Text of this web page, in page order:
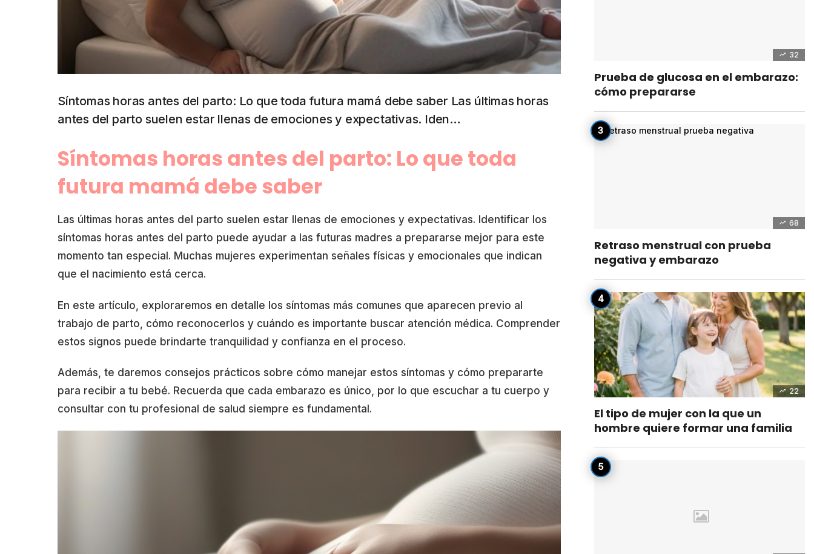
Síntomas horas antes del parto: Lo que toda futura mamá debe saber Las últimas horas
antes del parto suelen estar llenas de emociones y expectativas. Iden…
Síntomas horas antes del parto: Lo que toda
futura mamá debe saber
Las últimas horas antes del parto suelen estar llenas de emociones y expectativas. Identificar los
síntomas horas antes del parto puede ayudar a las futuras madres a prepararse mejor para este
momento tan especial. Muchas mujeres experimentan señales físicas y emocionales que indican
que el nacimiento está cerca.
En este artículo, exploraremos en detalle los síntomas más comunes que aparecen previo al
trabajo de parto, cómo reconocerlos y cuándo es importante buscar atención médica. Comprender
estos signos puede brindarte tranquilidad y confianza en el proceso.
Además, te daremos consejos prácticos sobre cómo manejar estos síntomas y cómo prepararte
para recibir a tu bebé. Recuerda que cada embarazo es único, por lo que escuchar a tu cuerpo y
consultar con tu profesional de salud siempre es fundamental.
32
Prueba de glucosa en el embarazo:
cómo prepararse
68
Retraso menstrual con prueba
negativa y embarazo
22
El tipo de mujer con la que un
hombre quiere formar una familia